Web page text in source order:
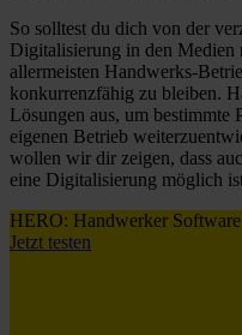
So solltest du dich von der
Digitalisierung in den Medien
allermeisten Handwerks-
konkurrenzfähig zu bleiben.
Lösungen aus, um bestimmte
eigenen Betrieb
wollen wir dir zeigen, dass
eine Digitalisierung möglich
HERO: Handwerker
Jetzt testen